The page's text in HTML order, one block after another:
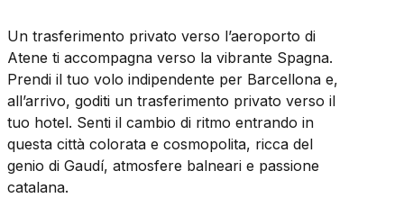
Un trasferimento privato verso l’aeroporto di
Atene ti accompagna verso la vibrante Spagna.
Prendi il tuo volo indipendente per Barcellona e,
all’arrivo, goditi un trasferimento privato verso il
tuo hotel. Senti il cambio di ritmo entrando in
questa città colorata e cosmopolita, ricca del
genio di Gaudí, atmosfere balneari e passione
catalana.